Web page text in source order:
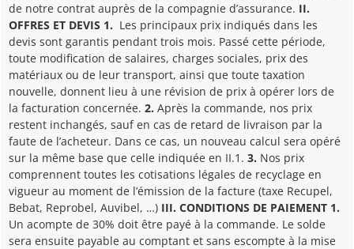
de notre contrat auprès de la compagnie d’assurance. II.
OFFRES ET DEVIS 1. Les principaux prix indiqués dans les
devis sont garantis pendant trois mois. Passé cette période,
toute modification de salaires, charges sociales, prix des
matériaux ou de leur transport, ainsi que toute taxation
nouvelle, donnent lieu à une révision de prix à opérer lors de
la facturation concernée. 2. Après la commande, nos prix
restent inchangés, sauf en cas de retard de livraison par la
faute de l’acheteur. Dans ce cas, un nouveau calcul sera opéré
sur la même base que celle indiquée en II.1. 3. Nos prix
comprennent toutes les cotisations légales de recyclage en
vigueur au moment de l’émission de la facture (taxe Recupel,
Bebat, Reprobel, Auvibel, …) III. CONDITIONS DE PAIEMENT 1.
Un acompte de 30% doit être payé à la commande. Le solde
sera ensuite payable au comptant et sans escompte à la mise